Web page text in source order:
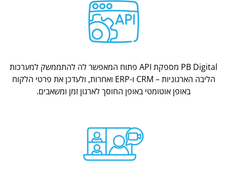
PB Digital מספקת API פתוח המאפשר לה להתממשק למערכות
הליבה הארגוניות – CRM ו-ERP ואחרות, ולעדכן את פרטי הלקוח
באופן אוטומטי באופן החוסך לארגון זמן ומשאבים.